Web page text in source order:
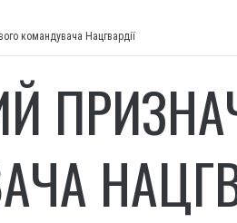
командувача Нацгвардії